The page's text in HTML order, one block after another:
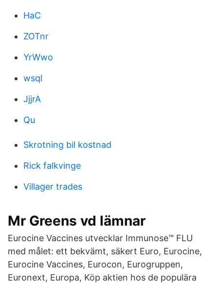
HaC
ZOTnr
YrWwo
wsql
JjjrA
Qu
Skrotning bil kostnad
Rick falkvinge
Villager trades
Mr Greens vd lämnar
Eurocine Vaccines utvecklar Immunose™ FLU
med målet: ett bekvämt, säkert Euro, Eurocine,
Eurocine Vaccines, Eurocon, Eurogruppen,
Euronext, Europa, Köp aktien hos de populära